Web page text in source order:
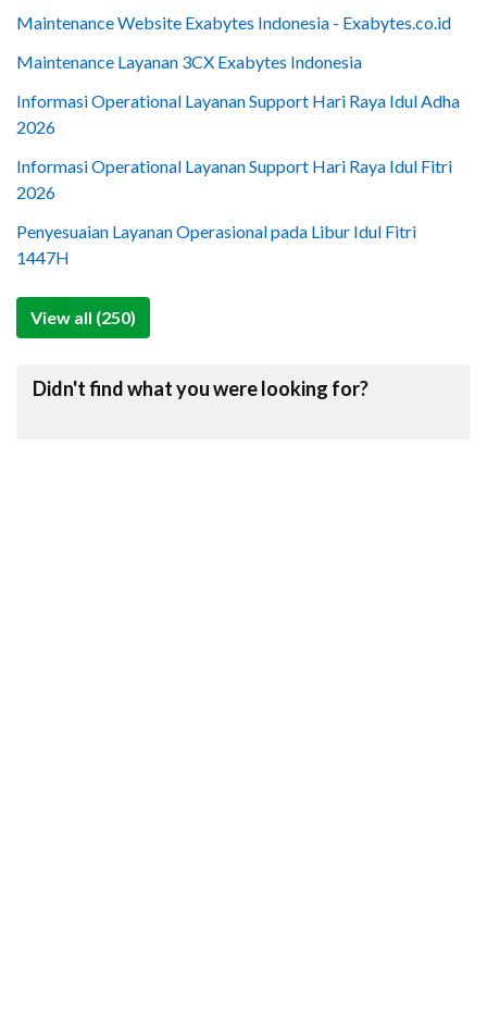
Maintenance Website Exabytes Indonesia - Exabytes.co.id
Maintenance Layanan 3CX Exabytes Indonesia
Informasi Operational Layanan Support Hari Raya Idul Adha
2026
Informasi Operational Layanan Support Hari Raya Idul Fitri
2026
Penyesuaian Layanan Operasional pada Libur Idul Fitri
1447H
View all (250)
Didn't find what you were looking for?